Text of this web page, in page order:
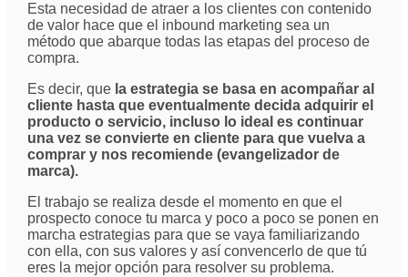
Esta necesidad de atraer a los clientes con contenido
de valor hace que el inbound marketing sea un
método que abarque todas las etapas del proceso de
compra.
Es decir, que la estrategia se basa en acompañar al
cliente hasta que eventualmente decida adquirir el
producto o servicio, incluso lo ideal es continuar
una vez se convierte en cliente para que vuelva a
comprar y nos recomiende (evangelizador de
marca).
El trabajo se realiza desde el momento en que el
prospecto conoce tu marca y poco a poco se ponen en
marcha estrategias para que se vaya familiarizando
con ella, con sus valores y así convencerlo de que tú
eres la mejor opción para resolver su problema.